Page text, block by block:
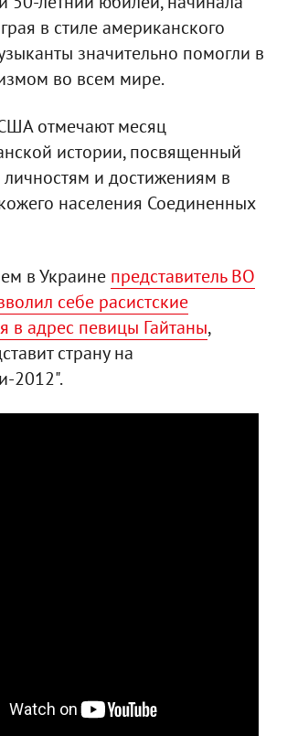
в стиле американского
значительно помогли в
во всем мире.
отмечают месяц
истории, посвященный
и достижениям в
населения Соединенных
в Украине представитель ВО
себе расистские
в адрес певицы Гайтаны,
страну на
2012".